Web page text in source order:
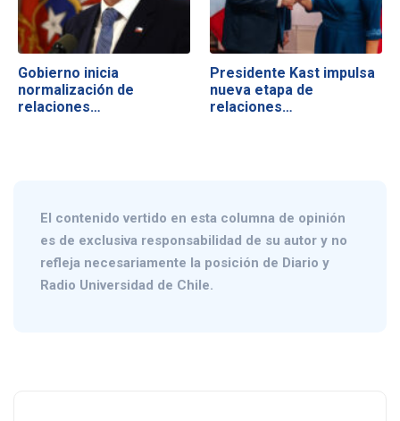
Gobierno inicia
normalización de
relaciones…
Presidente Kast impulsa
nueva etapa de
relaciones…
El contenido vertido en esta columna de opinión
es de exclusiva responsabilidad de su autor y no
refleja necesariamente la posición de Diario y
Radio Universidad de Chile.